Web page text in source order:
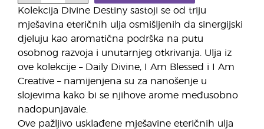
Kolekcija Divine Destiny sastoji se od triju
mješavina eteričnih ulja osmišljenih da sinergijski
djeluju kao aromatična podrška na putu
osobnog razvoja i unutarnjeg otkrivanja. Ulja iz
ove kolekcije – Daily Divine, I Am Blessed i I Am
Creative – namijenjena su za nanošenje u
slojevima kako bi se njihove arome međusobno
nadopunjavale.
Ove pažljivo usklađene mješavine eteričnih ulja